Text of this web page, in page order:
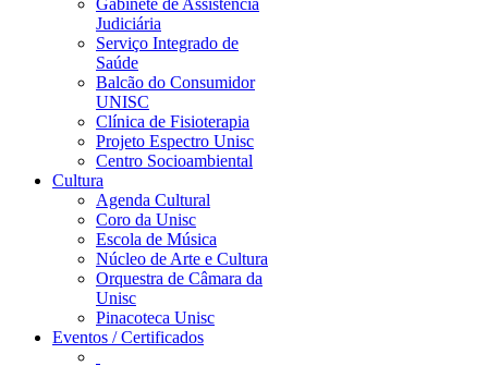
Gabinete de Assistência
Judiciária
Serviço Integrado de
Saúde
Balcão do Consumidor
UNISC
Clínica de Fisioterapia
Projeto Espectro Unisc
Centro Socioambiental
Cultura
Agenda Cultural
Coro da Unisc
Escola de Música
Núcleo de Arte e Cultura
Orquestra de Câmara da
Unisc
Pinacoteca Unisc
Eventos / Certificados